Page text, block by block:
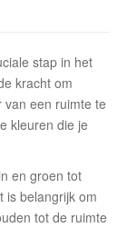
stap in het
kracht om
een ruimte te
kleuren die je
en groen tot
is belangrijk om
tot de ruimte